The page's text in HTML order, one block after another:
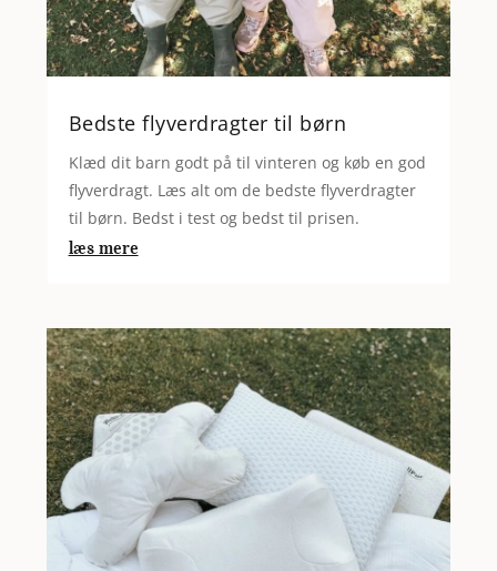
Bedste flyverdragter til børn
Klæd dit barn godt på til vinteren og køb en god
flyverdragt. Læs alt om de bedste flyverdragter
til børn. Bedst i test og bedst til prisen.
læs mere